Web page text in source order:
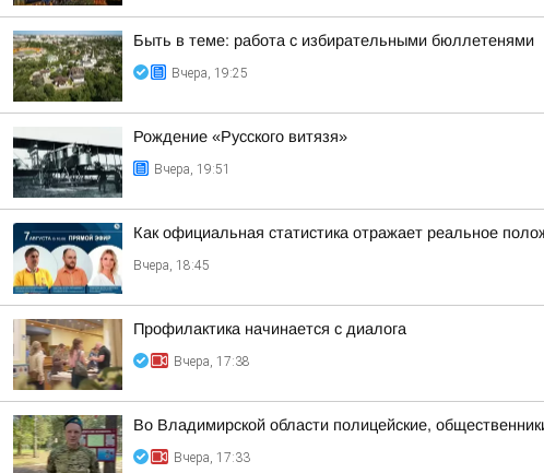
Быть в теме: работа с избирательными бюллетенями
Вчера, 19:25
Рождение «Русского витязя»
Вчера, 19:51
Как официальная статистика отражает реальное
Вчера, 18:45
Профилактика начинается с диалога
Вчера, 17:38
Во Владимирской области полицейские,
Вчера, 17:33